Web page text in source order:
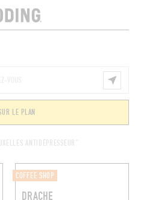
ANTIDÉPRESSEUR"
LE PLAN
COFFEE SHOP
DRACHE